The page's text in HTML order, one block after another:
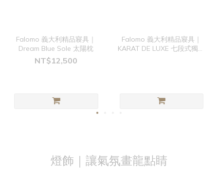
Falomo 義大利精品寢具｜
Dream Blue Sole 太陽枕
NT$12,500
Falomo 義大利精品寢具｜
KARAT DE LUXE 七段式獨立
燈飾｜讓氣氛畫龍點睛